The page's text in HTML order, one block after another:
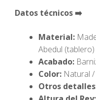
Datos técnicos ➡️
Material:
Abedul (tablero)
Acabado:
Color: Natural
Otros